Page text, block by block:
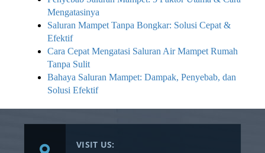
Mengatasinya
Saluran Mampet Tanpa Bongkar: Solusi Cepat &
Efektif
Cara Cepat Mengatasi Saluran Air Mampet Rumah
Tanpa Sulit
Bahaya Saluran Mampet: Dampak, Penyebab, dan
Solusi Efektif
VISIT US: